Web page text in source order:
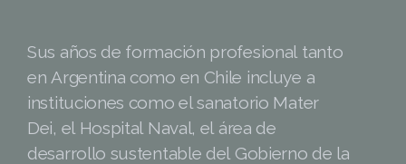
Sus años de formación profesional tanto
en Argentina como en Chile incluye a
instituciones como el sanatorio Mater
Dei, el Hospital Naval, el área de
desarrollo sustentable del Gobierno de la